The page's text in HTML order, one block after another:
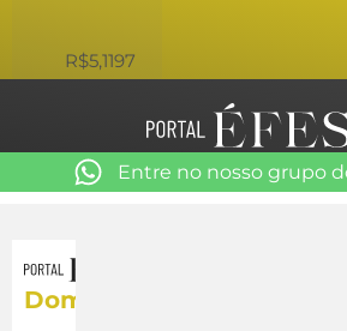
R$5,1197
Entre no nosso grupo
Dom